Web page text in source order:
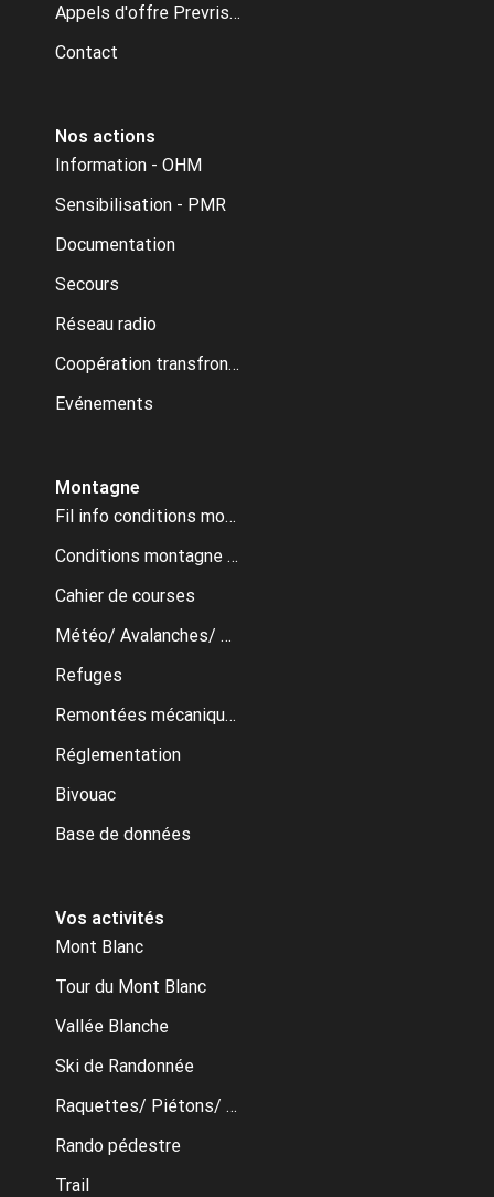
Appels d'offre Prevrisk-CC
Contact
Nos actions
Information - OHM
Sensibilisation - PMR
Documentation
Secours
Réseau radio
Coopération transfrontalière
Evénements
Montagne
Fil info conditions montagne
Conditions montagne archive
Cahier de courses
Météo/ Avalanches/ Webcams
Refuges
Remontées mécaniques
Réglementation
Bivouac
Base de données
Vos activités
Mont Blanc
Tour du Mont Blanc
Vallée Blanche
Ski de Randonnée
Raquettes/ Piétons/ Ski de fond
Rando pédestre
Trail